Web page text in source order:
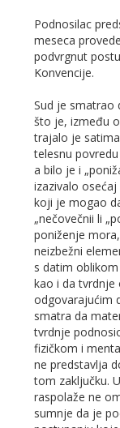
Podnosilac
meseca
podvrgnut
Konvencije.
Sud je smatrao
što je, između
trajalo je
telesnu
a bilo je i
izazivalo
koji je mogao
„nečovečnii li
poniženje
neizbežni
s datim
kao i da tvrdnje
odgovarajućim
smatra da
tvrdnje
fizičkom i
ne predstavlja
tom zaključku.
raspolaže ne
sumnje da je